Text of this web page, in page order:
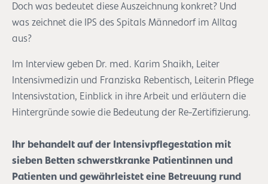
Doch was bedeutet diese Auszeichnung konkret? Und
was zeichnet die IPS des Spitals Männedorf im Alltag
aus?
Im Interview geben Dr. med. Karim Shaikh, Leiter
Intensivmedizin und Franziska Rebentisch, Leiterin Pflege
Intensivstation, Einblick in ihre Arbeit und erläutern die
Hintergründe sowie die Bedeutung der Re-Zertifizierung.
Ihr behandelt auf der Intensivpflegestation mit
sieben Betten schwerstkranke Patientinnen und
Patienten und gewährleistet eine Betreuung rund